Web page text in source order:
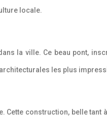
locale.
la ville. Ce beau pont,
les plus
construction, belle tant à